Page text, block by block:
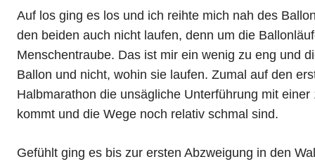
Auf los ging es los und ich reihte mich nah des
den beiden auch nicht laufen, denn um die
Menschentraube. Das ist mir ein wenig zu eng und
Ballon und nicht, wohin sie laufen. Zumal auf den
Halbmarathon die unsägliche Unterführung mit
kommt und die Wege noch relativ schmal sind.
Gefühlt ging es bis zur ersten Abzweigung in den